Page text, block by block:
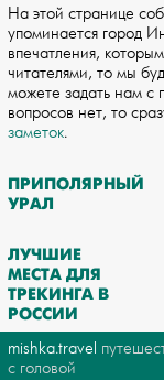
На этой странице
упоминается город
впечатления,
читателями, то мы
можете задать нам с
вопросов нет, то
заметок.
ПРИПОЛЯРНЫЙ
УРАЛ
ЛУЧШИЕ
МЕСТА ДЛЯ
ТРЕКИНГА В
РОССИИ
mishka.travel
с головой